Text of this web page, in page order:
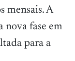
mensais. A
nova fase em
para a